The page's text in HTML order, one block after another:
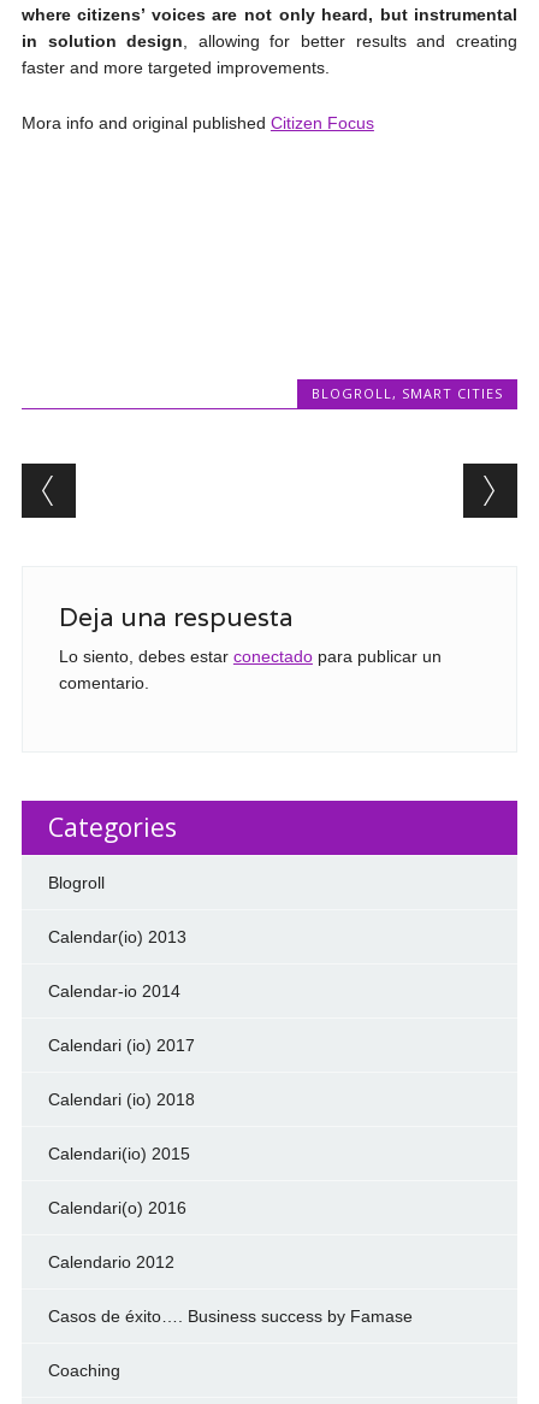
where citizens’ voices are not only heard, but instrumental
in solution design, allowing for better results and creating
faster and more targeted improvements.
Mora info and original published Citizen Focus
BLOGROLL, SMART CITIES
Post navigation
Deja una respuesta
Lo siento, debes estar conectadopara publicar un
comentario.
Categories
Blogroll
Calendar(io) 2013
Calendar-io 2014
Calendari (io) 2017
Calendari (io) 2018
Calendari(io) 2015
Calendari(o) 2016
Calendario 2012
Casos de éxito…. Business success by Famase
Coaching